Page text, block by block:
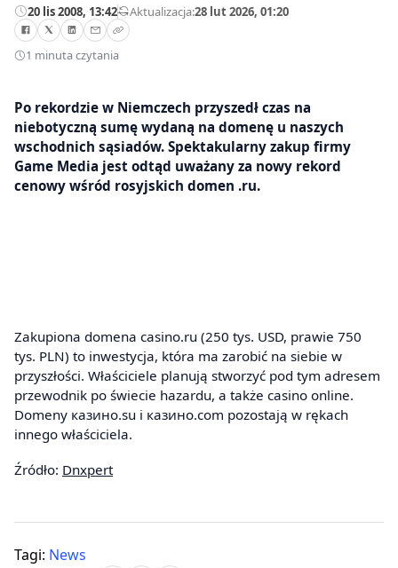
20 lis 2008, 13:42—Aktualizacja:28 lut 2026, 01:20
1 minuta czytania
Po rekordzie w Niemczech przyszedł czas na
niebotyczną sumę wydaną na domenę u naszych
wschodnich sąsiadów. Spektakularny zakup firmy
Game Media jest odtąd uważany za nowy rekord
cenowy wśród rosyjskich domen .ru.
Zakupiona domena casino.ru (250 tys. USD, prawie 750
tys. PLN) to inwestycja, która ma zarobić na siebie w
przyszłości. Właściciele planują stworzyć pod tym adresem
przewodnik po świecie hazardu, a także casino online.
Domeny казино.su i казино.com pozostają w rękach
innego właściciela.
Źródło: Dnxpert
Tagi: News